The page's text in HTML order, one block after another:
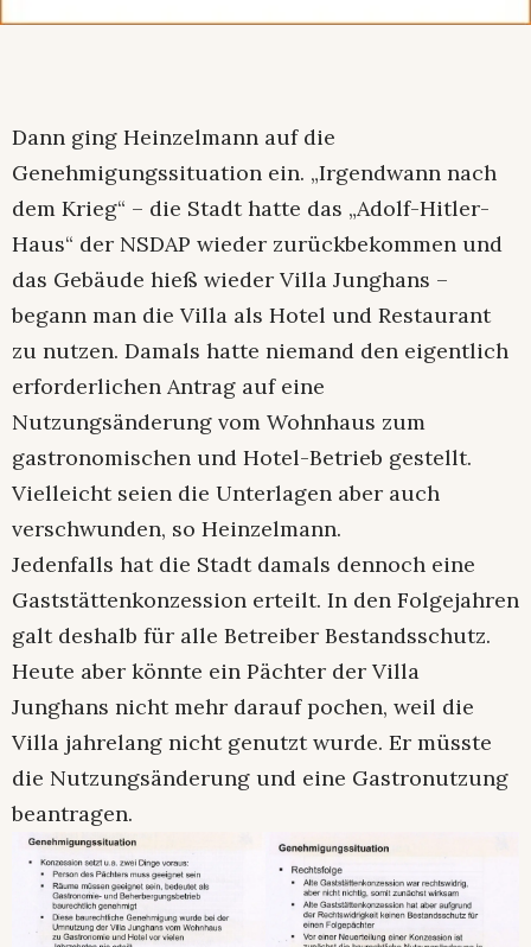
Dann ging Heinzelmann auf die
Genehmigungssituation ein. „Irgendwann nach
dem Krieg“ – die Stadt hatte das „Adolf-Hitler-
Haus“ der NSDAP wieder zurückbekommen und
das Gebäude hieß wieder Villa Junghans –
begann man die Villa als Hotel und Restaurant
zu nutzen. Damals hatte niemand den eigentlich
erforderlichen Antrag auf eine
Nutzungsänderung vom Wohnhaus zum
gastronomischen und Hotel-Betrieb gestellt.
Vielleicht seien die Unterlagen aber auch
verschwunden, so Heinzelmann.
Jedenfalls hat die Stadt damals dennoch eine
Gaststättenkonzession erteilt. In den Folgejahren
galt deshalb für alle Betreiber Bestandsschutz.
Heute aber könnte ein Pächter der Villa
Junghans nicht mehr darauf pochen, weil die
Villa jahrelang nicht genutzt wurde. Er müsste
die Nutzungsänderung und eine Gastronutzung
beantragen.